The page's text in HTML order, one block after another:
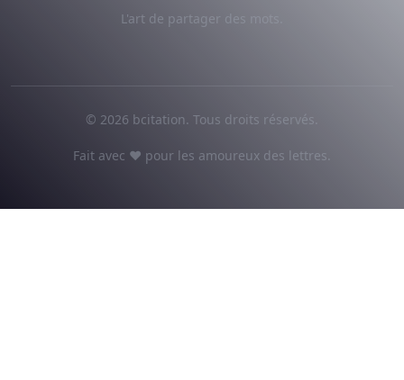
L'art de partager des mots.
© 2026 bcitation. Tous droits réservés.
Fait avec ♥ pour les amoureux des lettres.